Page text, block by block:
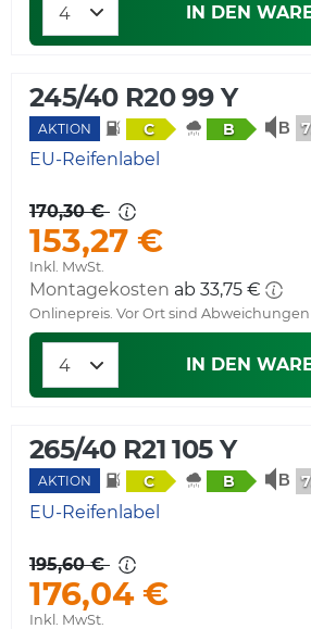
IN DEN
245/40 R20 99 Y
AKTION C B
EU-Reifenlabel
170,30 €
153,27 €
Inkl. MwSt.
Montagekosten ab 33,75 €
Onlinepreis. Vor Ort sind
IN DEN
265/40 R21 105 Y
AKTION C B
EU-Reifenlabel
195,60 €
176,04 €
Inkl. MwSt.